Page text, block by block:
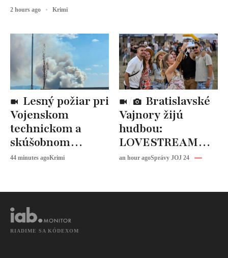
Vojenskom
technickom a
skúšobnom
ústave: Zasahujú
44 minutes agoKrimi
Vajnory žijú
hudbou:
LOVESTREAM
čaká vrchol.
an hour agoSprávy JOJ 24
2 hours ago Krimi
RIADIME SA KÓDEXOM